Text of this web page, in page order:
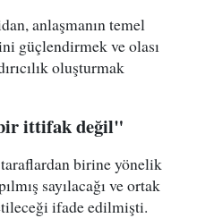
anlaşmanın temel
güçlendirmek ve olası
oluşturmak
ittifak değil"
birine yönelik
sayılacağı ve ortak
ifade edilmişti.